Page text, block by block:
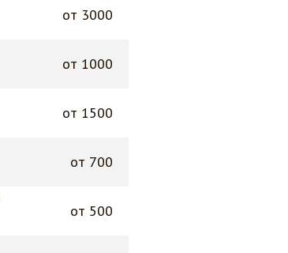
от 3000
от 1000
от 1500
от 700
от 500